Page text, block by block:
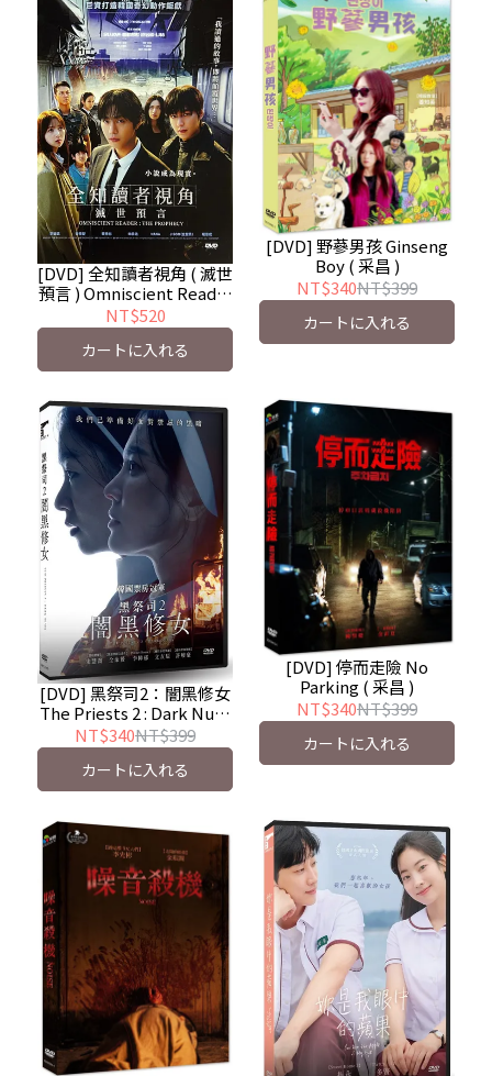
[DVD] 全知讀者視角 ( 滅世
預言 ) Omniscient Reader
: The Prophecy
NT$520
カートに入れる
[DVD] 野蔘男孩 Ginseng
Boy ( 采昌 )
NT$340NT$399
カートに入れる
[DVD] 黑祭司2：闇黑修女
The Priests 2 : Dark Nuns
( 車庫娛樂 )
NT$340NT$399
カートに入れる
[DVD] 停而走險 No
Parking ( 采昌 )
NT$340NT$399
カートに入れる